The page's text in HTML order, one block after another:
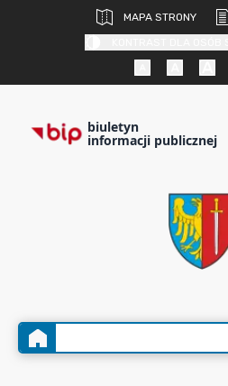
MAPA STRONY
biuletyn
informacji publicznej